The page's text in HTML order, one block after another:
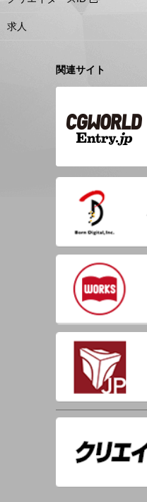
求人
関連サイト